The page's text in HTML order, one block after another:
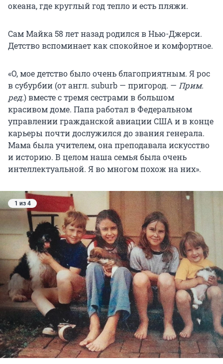
океана, где круглый год тепло и есть пляжи.
Сам Майка 58 лет назад родился в Нью-Джерси.
Детство вспоминает как спокойное и комфортное.
«О, мое детство было очень благоприятным. Я рос
в субурбии (от англ. suburb — пригород. — Прим.
ред.) вместе с тремя сестрами в большом
красивом доме. Папа работал в Федеральном
управлении гражданской авиации США и в конце
карьеры почти дослужился до звания генерала.
Мама была учителем, она преподавала искусство
и историю. В целом наша семья была очень
интеллектуальной. Я во многом похож на них».
1 из 4